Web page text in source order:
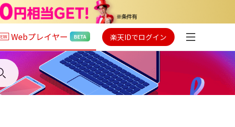
Webプレイヤー 楽天IDでログイン